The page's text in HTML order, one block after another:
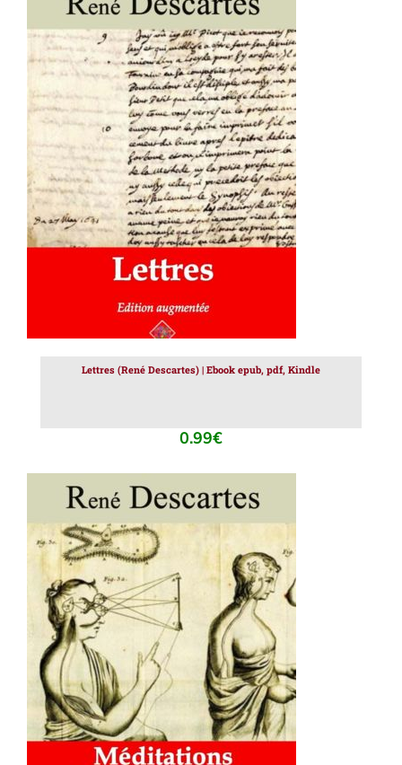
AJOUTER AU PANIER / DÉTAILS
Lettres (René Descartes) | Ebook epub, pdf, Kindle
0.99€
AJOUTER AU PANIER DÉTAILS